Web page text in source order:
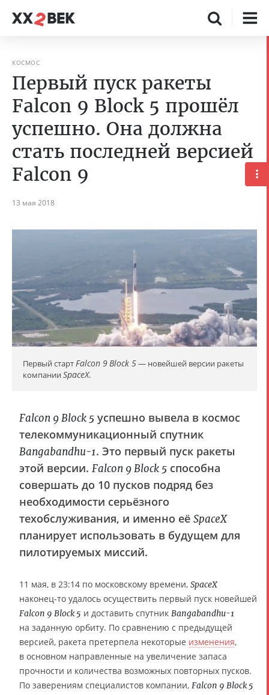
КОСМОС
Первый пуск ракеты
Falcon 9 Block 5 прошёл
успешно. Она должна
стать последней версией
Falcon 9
13 мая 2018
Первый стартFalcon 9Block 5— новейшей версии ракеты
компании SpaceX.
Falcon 9 Block 5 успешно вывела в космос
телекоммуникационный спутник
Bangabandhu-1. Это первый пуск ракеты
этой версии. Falcon 9 Block 5 способна
совершать до 10 пусков подряд без
необходимости серьёзного
техобслуживания, и именно её SpaceX
планирует использовать в будущем для
пилотируемых миссий.
11 мая, в 23:14 по московскому времени, SpaceX
наконец-то удалось осуществить первый пуск новейшей
Falcon 9 Block 5 и доставить спутник Bangabandhu-1
на заданную орбиту. По сравнению с предыдущей
версией, ракета претерпела некоторые изменения,
в основном направленные на увеличение запаса
прочности и количества возможных повторных пусков.
По заверениям специалистов компании, Falcon 9 Block 5